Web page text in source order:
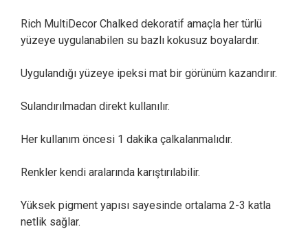
Rich MultiDecor Chalked dekoratif amaçla her türlü
yüzeye uygulanabilen su bazlı kokusuz boyalardır.
Uygulandığı yüzeye ipeksi mat bir görünüm kazandırır.
Sulandırılmadan direkt kullanılır.
Her kullanım öncesi 1 dakika çalkalanmalıdır.
Renkler kendi aralarında karıştırılabilir.
Yüksek pigment yapısı sayesinde ortalama 2-3 katla
netlik sağlar.